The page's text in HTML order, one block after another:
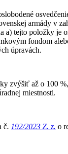
armády v
a) tejto položky je
fondom
úpravách.
zvýšiť až o 100
miestnosti.
č. 192/2023 Z. z. o